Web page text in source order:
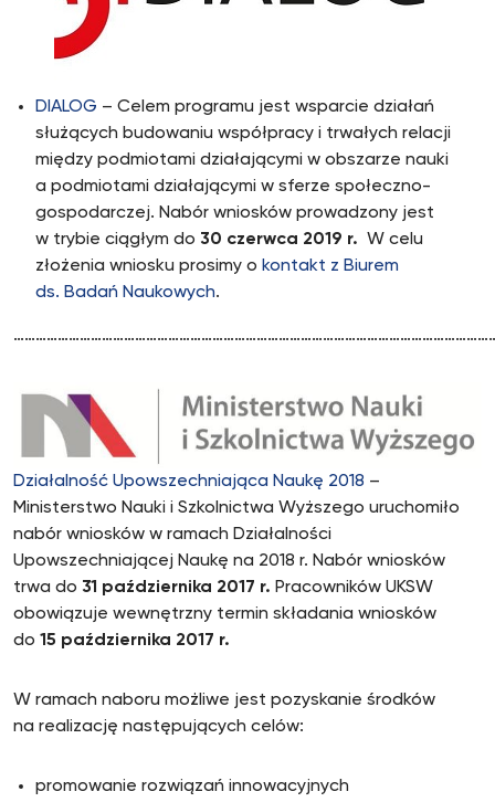
DIALOG – Celem programu jest wsparcie działań
służących budowaniu współpracy i trwałych relacji
między podmiotami działającymi w obszarze nauki
a podmiotami działającymi w sferze społeczno-
gospodarczej. Nabór wniosków prowadzony jest
w trybie ciągłym do 30 czerwca 2019 r. W celu
złożenia wniosku prosimy o kontakt z Biurem
ds. Badań Naukowych.
Działalność Upowszechniająca Naukę 2018 –
Ministerstwo Nauki i Szkolnictwa Wyższego uruchomiło
nabór wniosków w ramach Działalności
Upowszechniającej Naukę na 2018 r. Nabór wniosków
trwa do 31 października 2017 r. Pracowników UKSW
obowiązuje wewnętrzny termin składania wniosków
do 15 października 2017 r.
W ramach naboru możliwe jest pozyskanie środków
na realizację następujących celów:
promowanie rozwiązań innowacyjnych